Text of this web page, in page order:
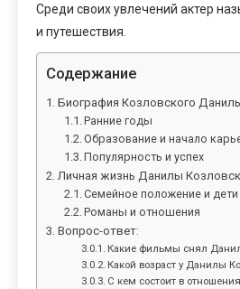
Среди своих увлечений актер
и путешествия.
Содержание
Биография Козловского
Ранние годы
Образование и начало
Популярность и успех
Личная жизнь Данилы
Семейное положение и дети
Романы и отношения
Вопрос-ответ:
Какие фильмы снял
Какой возраст у Данилы
С кем состоит в